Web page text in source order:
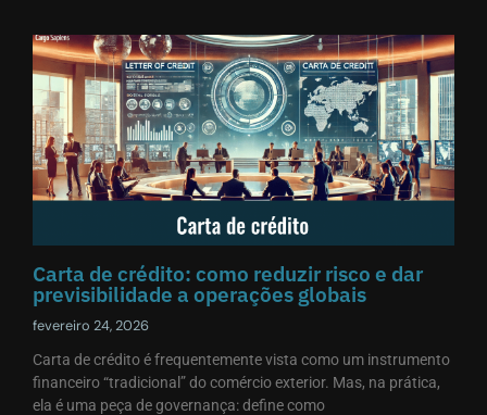
Carta de crédito: como reduzir risco e dar
previsibilidade a operações globais
fevereiro 24, 2026
Carta de crédito é frequentemente vista como um instrumento
financeiro “tradicional” do comércio exterior. Mas, na prática,
ela é uma peça de governança: define como